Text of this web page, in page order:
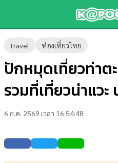
travel ท่องเที่ยวไทย
ปักหมุดเที่ยวท่าตะ
รวมที่เที่ยวน่าแว
6 ก.ค. 2569 เวลา 16:54:48
ข่าว-
ความ
รู้
บันเทิง
ตรวจ